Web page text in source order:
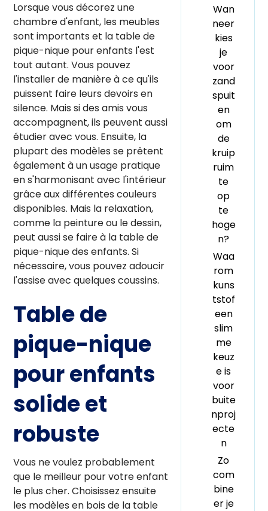
Lorsque vous décorez une
chambre d'enfant, les meubles
sont importants et la table de
pique-nique pour enfants l'est
tout autant. Vous pouvez
l'installer de manière à ce qu'ils
puissent faire leurs devoirs en
silence. Mais si des amis vous
accompagnent, ils peuvent aussi
étudier avec vous. Ensuite, la
plupart des modèles se prêtent
également à un usage pratique
en s'harmonisant avec l'intérieur
grâce aux différentes couleurs
disponibles. Mais la relaxation,
comme la peinture ou le dessin,
peut aussi se faire à la table de
pique-nique des enfants. Si
nécessaire, vous pouvez adoucir
l'assise avec quelques coussins.
Table de
pique-nique
pour enfants
solide et
robuste
Vous ne voulez probablement
que le meilleur pour votre enfant
le plus cher. Choisissez ensuite
les modèles en bois de la table
Wan
neer
kies
je
voor
zand
spuit
en
om
de
kruip
ruim
te
op
te
hoge
n?
Waa
rom
kuns
tstof
een
slim
me
keuz
e is
voor
buite
nproj
ecte
n
Zo
com
bine
er je